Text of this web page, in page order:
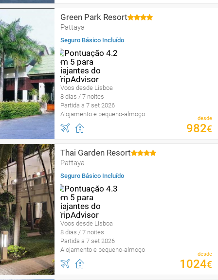
Green Park Resort
Pattaya
Seguro Básico Incluído
Voos desde Lisboa
8 dias / 7 noites
Partida a 7 set 2026
Alojamento e pequeno-almoço
desde
982€
Thai Garden Resort
Pattaya
Seguro Básico Incluído
Voos desde Lisboa
8 dias / 7 noites
Partida a 7 set 2026
Alojamento e pequeno-almoço
desde
1024€